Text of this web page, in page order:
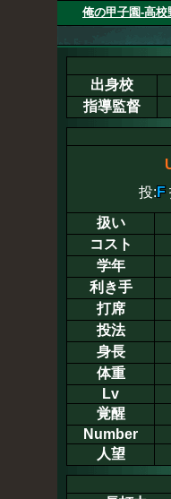
俺の甲子園-高
出身校
指導監督
投: F
扱い
コスト
学年
利き手
打席
投法
身長
体重
Lv
覚醒
Number
人望